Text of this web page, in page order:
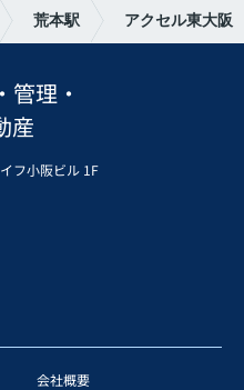
荒本駅 アクセル東大阪
理・
産
フ小阪ビル 1F
会社概要